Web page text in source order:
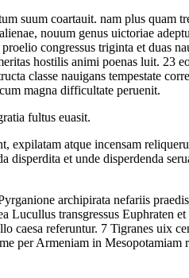
suum coartauit. nam plus quam
nouum genus uictoriae
congressus triginta et duas
hostilis animi poenas luit. 23
classe nauigans tempestate
magna difficultate peruenit.
fultus euasit.
expilatam atque incensam
et unde disperdenda
archipirata nefariis
Lucullus transgressus Euphraten
caesa referuntur. 7 Tigranes uix
per Armeniam in